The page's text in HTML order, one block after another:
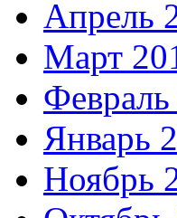
Апрель
Март
Январь
Ноябрь